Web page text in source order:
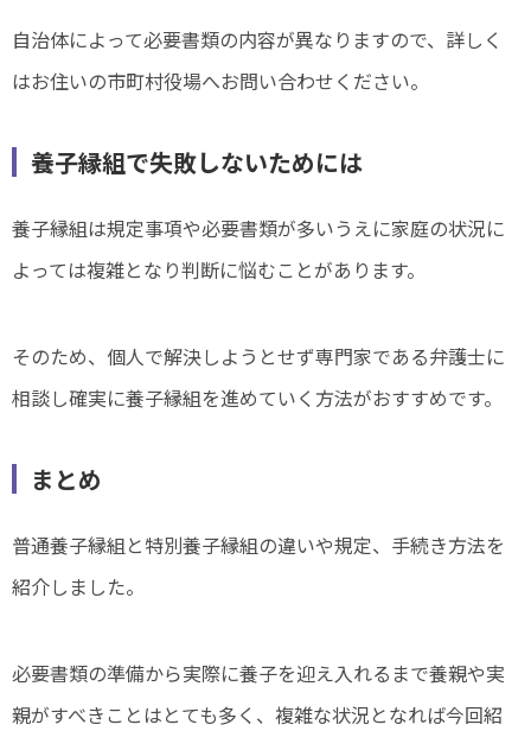
自治体によって必要書類の内容が異なりますので、詳しく
はお住いの市町村役場へお問い合わせください。
養子縁組で失敗しないためには
養子縁組は規定事項や必要書類が多いうえに家庭の状況に
よっては複雑となり判断に悩むことがあります。
そのため、個人で解決しようとせず専門家である弁護士に
相談し確実に養子縁組を進めていく方法がおすすめです。
まとめ
普通養子縁組と特別養子縁組の違いや規定、手続き方法を
紹介しました。
必要書類の準備から実際に養子を迎え入れるまで養親や実
親がすべきことはとても多く、複雑な状況となれば今回紹